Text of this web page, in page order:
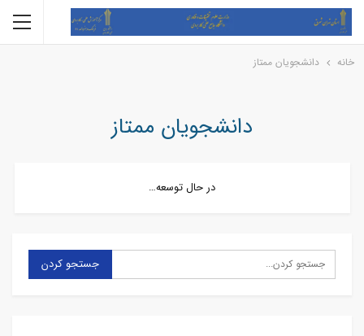
خانه دانشجویان ممتاز
دانشجویان ممتاز
در حال توسعه…